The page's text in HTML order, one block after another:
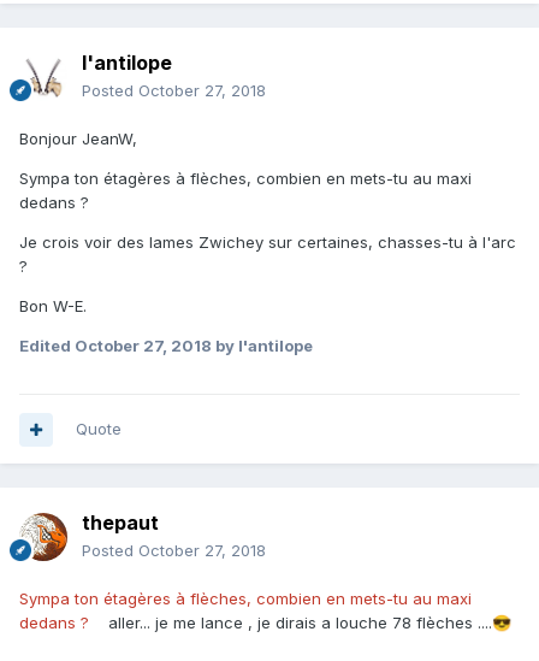
l'antilope
Posted October 27, 2018
Bonjour JeanW,
Sympa ton étagères à flèches, combien en mets-tu au maxi
dedans ?
Je crois voir des lames Zwichey sur certaines, chasses-tu à l'arc
?
Bon W-E.
Edited October 27, 2018 by l'antilope
Quote
thepaut
Posted October 27, 2018
Sympa ton étagères à flèches, combien en mets-tu au maxi
dedans ? aller... je me lance , je dirais a louche 78 flèches ....😎